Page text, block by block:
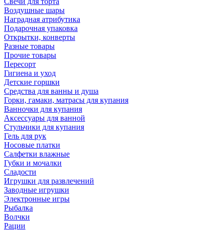
Воздушные шары
Наградная атрибутика
Подарочная упаковка
Открытки, конверты
Разные товары
Прочие товары
Пересорт
Гигиена и уход
Детские горшки
Средства для ванны и душа
Горки, гамаки, матрасы для купания
Ванночки для купания
Аксессуары для ванной
Стульчики для купания
Гель для рук
Носовые платки
Салфетки влажные
Губки и мочалки
Сладости
Игрушки для развлечений
Заводные игрушки
Электронные игры
Рыбалка
Волчки
Рации